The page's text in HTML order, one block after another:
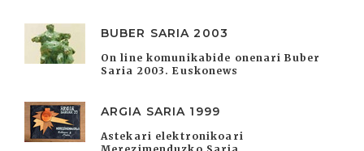
BUBER SARIA 2003
On line komunikabide onenari Buber
Saria 2003. Euskonews
ARGIA SARIA 1999
Astekari elektronikoari